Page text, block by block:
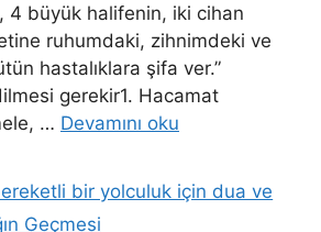
4 büyük halifenin, iki cihan
ruhumdaki, zihnimdeki ve
hastalıklara şifa ver.”
gerekir1. Hacamat
… Devamını oku
bir yolculuk için dua ve
Geçmesi